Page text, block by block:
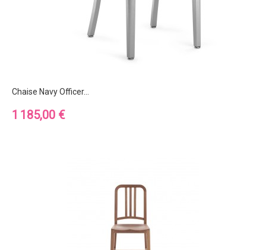
Chaise Navy Officer...
Prix
1 185,00 €